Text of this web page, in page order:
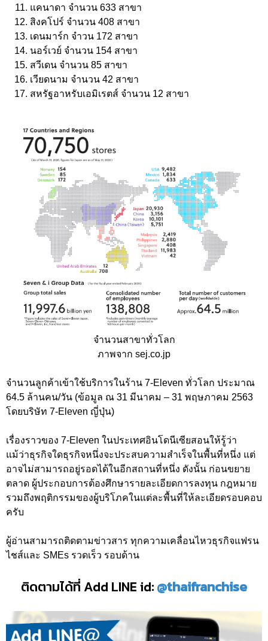
แคนาดา จำนวน 633 สาขา
สิงคโปร์ จำนวน 408 สาขา
เดนมาร์ก จำวน 172 สาขา
นอร์เวย์ จำนวน 154 สาขา
สวีเดน จำนวน 85 สาขา
เวียดนาม จำนวน 42 สาขา
สหรัฐอาหรับเอมิเรตส์ จำนวน 12 สาขา
จำนวนสาขาทั่วโลก
ภาพจาก sej.co.jp
จำนวนลูกค้าเข้าใช้บริการในร้าน 7-Eleven ทั่วโลก ประมาณ
64.5 ล้านคน/วัน (ข้อมูล ณ 31 มีนาคม – 31 พฤษภาคม 2563
โดยบริษัท 7-Eleven ญี่ปุ่น)
เรื่องราวของ 7-Eleven ในประเทศอินโดนีเซียสอนให้รู้ว่า
แม้ว่าธุรกิจใดธุรกิจหนึ่งจะประสบความสำเร็จในพื้นที่หนึ่ง แต่
อาจไม่สามารถอยู่รอดได้ในอีกสถานที่หนึ่ง ดังนั้น ก่อนขยาย
ตลาด ผู้ประกอบการต้องศึกษารายละเอียดการลงทุน กฎหมาย
รวมถึงพฤติกรรมของผู้บริโภคในแต่ละพื้นที่ให้ละเอียดรอบคอบ
ครับ
ผู้อ่านสามารถติดตามข่าวสาร ทุกความเคลื่อนไหวธุรกิจแฟรน
ไชส์และ SMEs รวดเร็ว รอบด้าน
ติดตามได้ที่ Add LINE id:@thaifranchise